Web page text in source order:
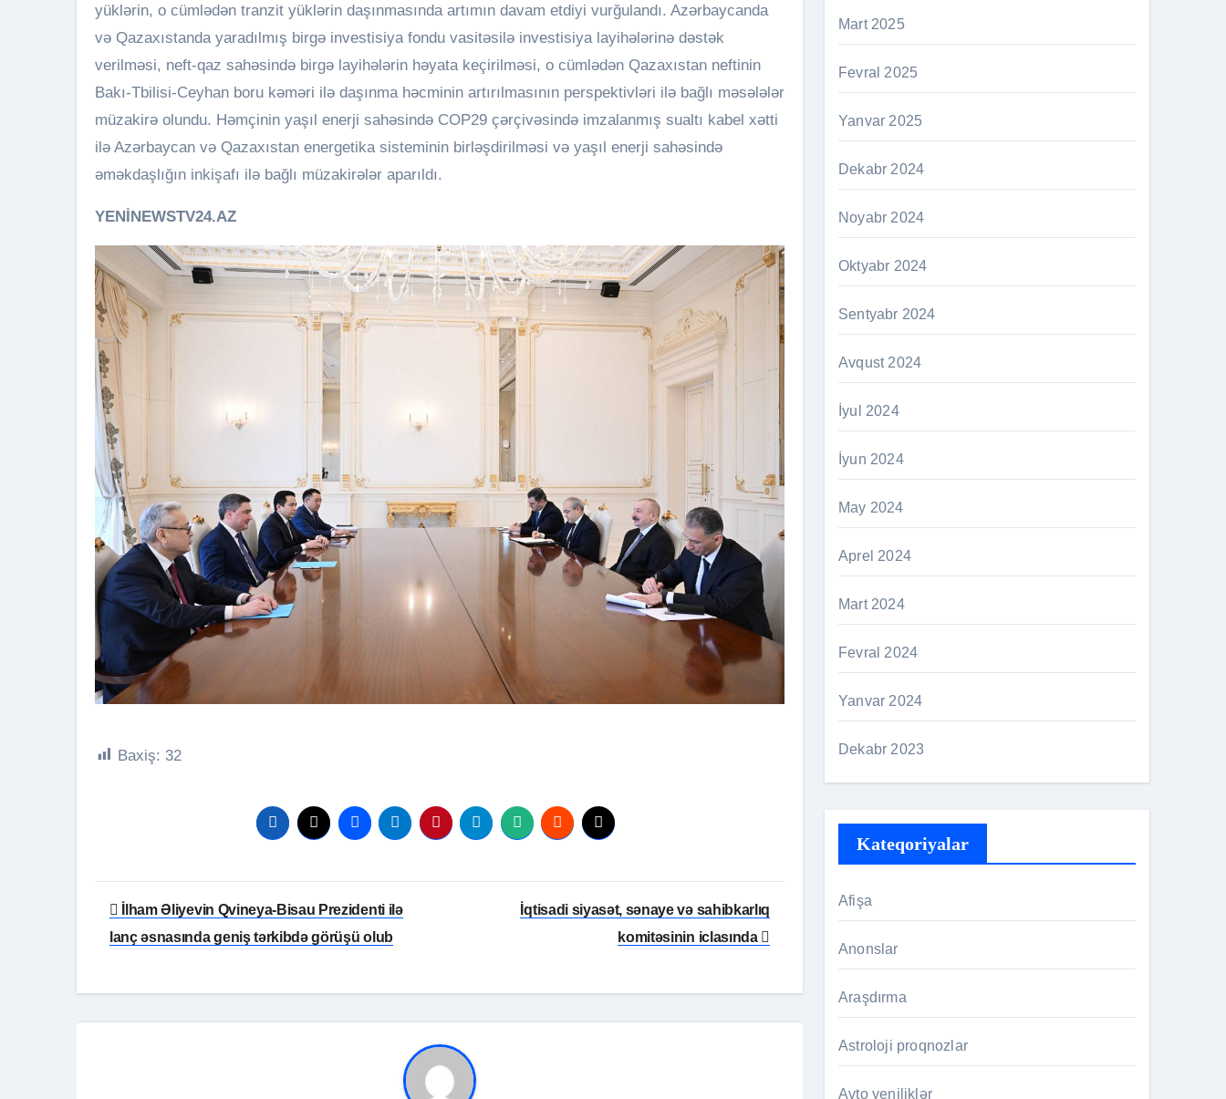
yüklərin, o cümlədən tranzit yüklərin daşınmasında artımın davam etdiyi vurğulandı. Azərbaycanda
və Qazaxıstanda yaradılmış birgə investisiya fondu vasitəsilə investisiya layihələrinə dəstək
verilməsi, neft-qaz sahəsində birgə layihələrin həyata keçirilməsi, o cümlədən Qazaxıstan neftinin
Bakı-Tbilisi-Ceyhan boru kəməri ilə daşınma həcminin artırılmasının perspektivləri ilə bağlı məsələlər
müzakirə olundu. Həmçinin yaşıl enerji sahəsində COP29 çərçivəsində imzalanmış sualtı kabel xətti
ilə Azərbaycan və Qazaxıstan energetika sisteminin birləşdirilməsi və yaşıl enerji sahəsində
əməkdaşlığın inkişafı ilə bağlı müzakirələr aparıldı.
YENİNEWSTV24.AZ
Baxiş: 32
Yazı
naviqasiyası
İlham Əliyevin Qvineya-Bisau Prezidenti ilə
lanç əsnasında geniş tərkibdə görüşü olub
İqtisadi siyasət, sənaye və sahibkarlıq
komitəsinin iclasında
Mart 2025
Fevral 2025
Yanvar 2025
Dekabr 2024
Noyabr 2024
Oktyabr 2024
Sentyabr 2024
Avqust 2024
İyul 2024
İyun 2024
May 2024
Aprel 2024
Mart 2024
Fevral 2024
Yanvar 2024
Dekabr 2023
Kateqoriyalar
Afişa
Anonslar
Araşdırma
Astroloji proqnozlar
Avto yeniliklər